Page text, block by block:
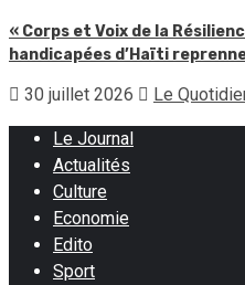
« Corps et Voix de la
handicapées d’Haïti
30 juillet 2026 Le
Le Journal
Actualités
Culture
Economie
Edito
Sport